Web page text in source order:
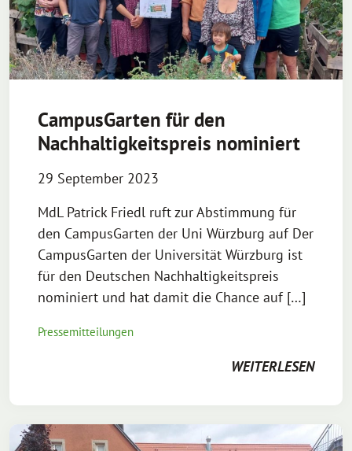
CampusGarten für den
Nachhaltigkeitspreis nominiert
29 September 2023
MdL Patrick Friedl ruft zur Abstimmung für
den CampusGarten der Uni Würzburg auf Der
CampusGarten der Universität Würzburg ist
für den Deutschen Nachhaltigkeitspreis
nominiert und hat damit die Chance auf […]
Pressemitteilungen
WEITERLESEN